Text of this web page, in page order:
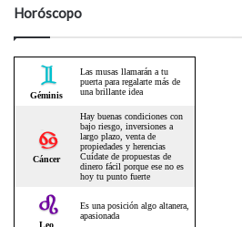
Horóscopo